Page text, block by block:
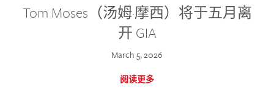
Tom Moses（汤姆·摩西）将于五月离
开 GIA
March 5, 2026
阅读更多